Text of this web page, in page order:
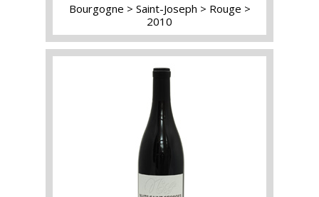
Bourgogne Saint-Joseph
Rouge
2010